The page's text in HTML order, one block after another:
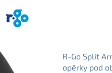
R-Go Split
opěrky pod